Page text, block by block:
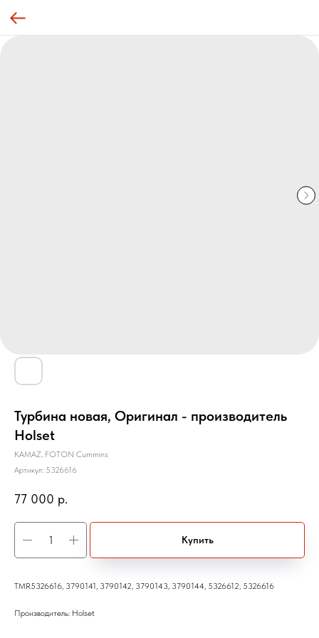
Турбина новая, Оригинал - производитель
Holset
KAMAZ, FOTON Cummins
Артикул: 5326616
77 000 р.
Купить
TMR5326616, 3790141, 3790142, 3790143, 3790144, 5326612, 5326616
Производитель: Holset